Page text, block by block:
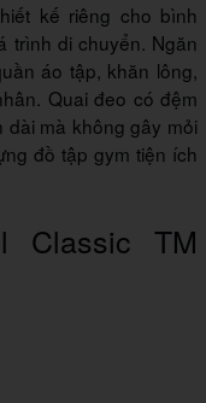
kế riêng cho bình
trình di chuyển. Ngăn
áo tập, khăn lông,
Quai đeo có đệm
dài mà không gây mỏi
đồ tập gym tiện ích
Classic TM